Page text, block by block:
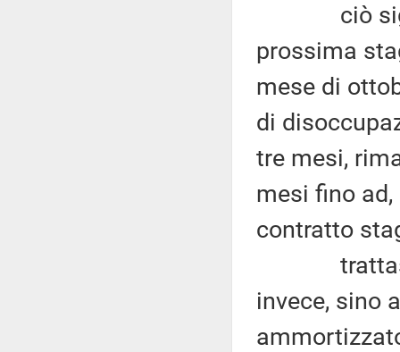
ciò
prossima
mese di
di
tre mesi,
mesi fino
contratto
trattasi di
invece, sino